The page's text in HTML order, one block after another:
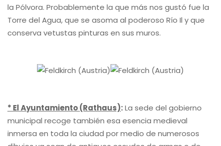
la Pólvora. Probablemente la que más nos gustó fue la
Torre del Agua, que se asoma al poderoso Río Il y que
conserva vetustas pinturas en sus muros.
* El Ayuntamiento (Rathaus):La sede del gobierno
municipal recoge también esa esencia medieval
inmersa en toda la ciudad por medio de numerosos